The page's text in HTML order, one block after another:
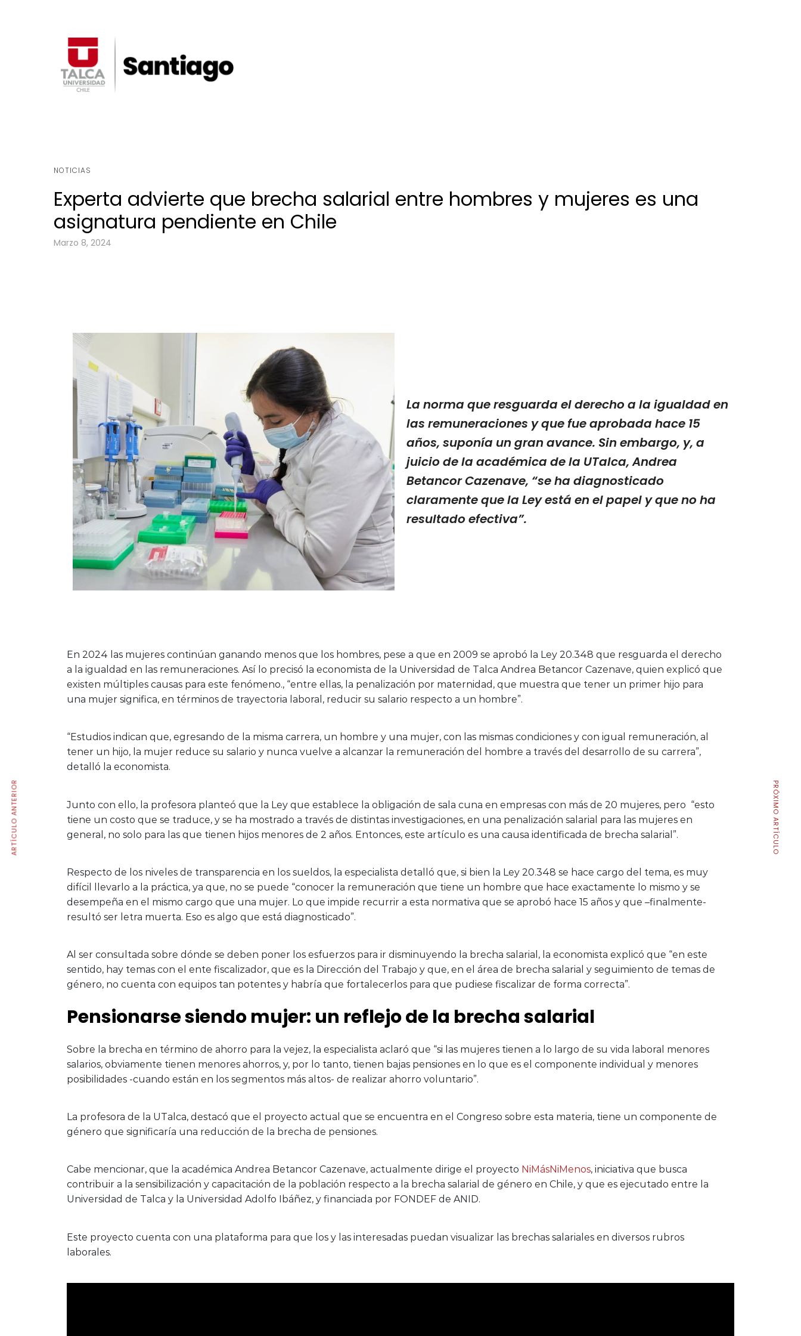
NOTICIAS
Experta advierte que brecha salarial entre hombres y mujeres es una
asignatura pendiente en Chile
Marzo 8, 2024
La norma que resguarda el derecho a la igualdad en
las remuneraciones y que fue aprobada hace 15
años, suponía un gran avance. Sin embargo, y, a
juicio de la académica de la UTalca, Andrea
Betancor Cazenave, “se ha diagnosticado
claramente que la Ley está en el papel y que no ha
resultado efectiva”.
En 2024 las mujeres continúan ganando menos que los hombres, pese a que en 2009 se aprobó la Ley 20.348 que resguarda el derecho
a la igualdad en las remuneraciones. Así lo precisó la economista de la Universidad de Talca Andrea Betancor Cazenave, quien explicó que
existen múltiples causas para este fenómeno., “entre ellas, la penalización por maternidad, que muestra que tener un primer hijo para
una mujer significa, en términos de trayectoria laboral, reducir su salario respecto a un hombre”.
“Estudios indican que, egresando de la misma carrera, un hombre y una mujer, con las mismas condiciones y con igual remuneración, al
tener un hijo, la mujer reduce su salario y nunca vuelve a alcanzar la remuneración del hombre a través del desarrollo de su carrera”,
detalló la economista.
Junto con ello, la profesora planteó que la Ley que establece la obligación de sala cuna en empresas con más de 20 mujeres, pero “esto
tiene un costo que se traduce, y se ha mostrado a través de distintas investigaciones, en una penalización salarial para las mujeres en
general, no solo para las que tienen hijos menores de 2 años. Entonces, este artículo es una causa identificada de brecha salarial”.
Respecto de los niveles de transparencia en los sueldos, la especialista detalló que, si bien la Ley 20.348 se hace cargo del tema, es muy
difícil llevarlo a la práctica, ya que, no se puede “conocer la remuneración que tiene un hombre que hace exactamente lo mismo y se
desempeña en el mismo cargo que una mujer. Lo que impide recurrir a esta normativa que se aprobó hace 15 años y que –finalmente-
resultó ser letra muerta. Eso es algo que está diagnosticado”.
Al ser consultada sobre dónde se deben poner los esfuerzos para ir disminuyendo la brecha salarial, la economista explicó que “en este
sentido, hay temas con el ente fiscalizador, que es la Dirección del Trabajo y que, en el área de brecha salarial y seguimiento de temas de
género, no cuenta con equipos tan potentes y habría que fortalecerlos para que pudiese fiscalizar de forma correcta”.
Pensionarse siendo mujer: un reflejo de la brecha salarial
Sobre la brecha en término de ahorro para la vejez, la especialista aclaró que “si las mujeres tienen a lo largo de su vida laboral menores
salarios, obviamente tienen menores ahorros, y, por lo tanto, tienen bajas pensiones en lo que es el componente individual y menores
posibilidades -cuando están en los segmentos más altos- de realizar ahorro voluntario”.
La profesora de la UTalca, destacó que el proyecto actual que se encuentra en el Congreso sobre esta materia, tiene un componente de
género que significaría una reducción de la brecha de pensiones.
Cabe mencionar, que la académica Andrea Betancor Cazenave, actualmente dirige el proyecto NiMásNiMenos, iniciativa que busca
contribuir a la sensibilización y capacitación de la población respecto a la brecha salarial de género en Chile, y que es ejecutado entre la
Universidad de Talca y la Universidad Adolfo Ibáñez, y financiada por FONDEF de ANID.
Este proyecto cuenta con una plataforma para que los y las interesadas puedan visualizar las brechas salariales en diversos rubros
laborales.
ARTÍCULO ANTERIOR PRÓXIMO ARTÍCULO